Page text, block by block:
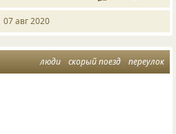
07 авг 2020
люди скорый поезд переулок